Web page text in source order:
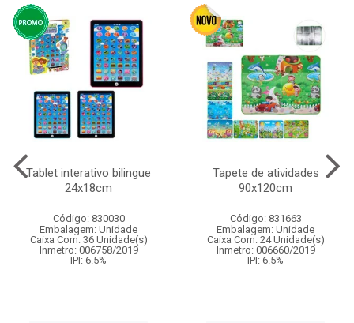
Tablet interativo bilingue
24x18cm
Código: 830030
Embalagem: Unidade
Caixa Com: 36 Unidade(s)
Inmetro: 006758/2019
IPI: 6.5%
Tapete de atividades
90x120cm
Código: 831663
Embalagem: Unidade
Caixa Com: 24 Unidade(s)
Inmetro: 006660/2019
IPI: 6.5%